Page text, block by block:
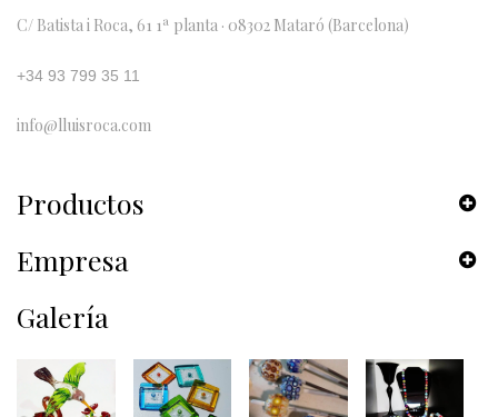
C/ Batista i Roca, 61 1ª planta · 08302 Mataró (Barcelona)
+34 93 799 35 11
info@lluisroca.com
Productos
Empresa
Galería